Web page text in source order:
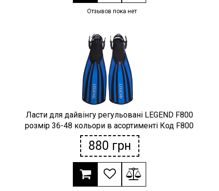
Отзывов пока нет
Ласти для дайвінгу регульовані LEGEND F800
розмір 36-48 кольори в асортименті Код F800
880 грн